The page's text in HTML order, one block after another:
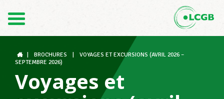
DE
Le LCGB
BROCHURES
VOYAGES ET EXCURSIONS (AVRIL 2026 –
SEPTEMBRE 2026)
Voyages et